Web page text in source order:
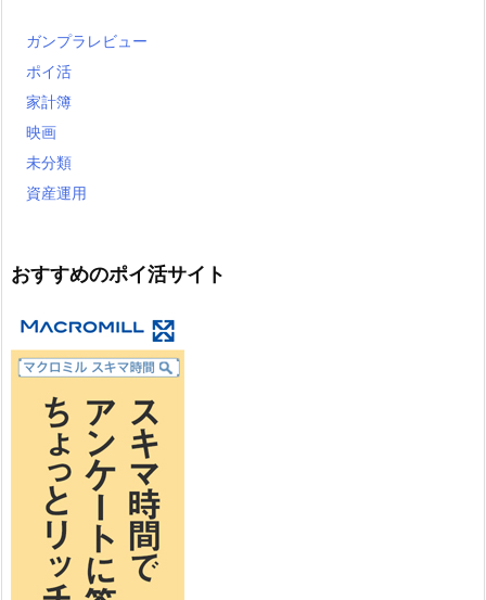
ガンプラレビュー
ポイ活
家計簿
映画
未分類
資産運用
おすすめのポイ活サイト